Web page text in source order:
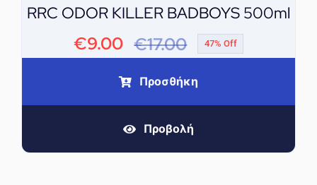
RRC ODOR KILLER BADBOYS 500ml
€17.00
Original
price
€17.00.
€9.00
Η
τρέχουσα
είναι:
47% Off
Προσθήκη
Προβολή